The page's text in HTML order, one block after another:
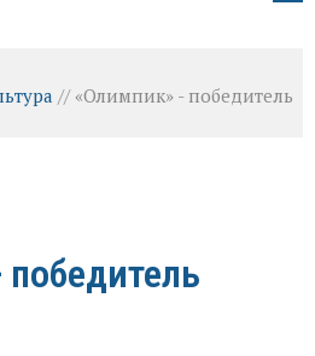
//«Олимпик» - победитель